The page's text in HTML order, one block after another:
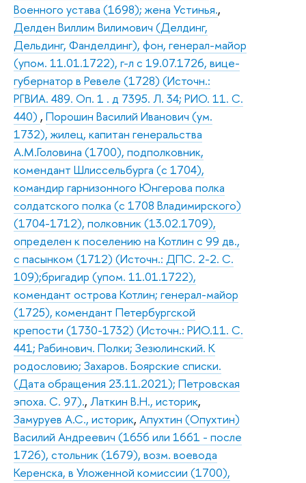
Военного устава (1698); жена Устинья.,
Делден Виллим Вилимович (Делдинг,
Дельдинг, Фанделдинг), фон, генерал-майор
(упом. 11.01.1722), г-л с 19.07.1726, вице-
губернатор в Ревеле (1728) (Источн.:
РГВИА. 489. Оп. 1 . д 7395. Л. 34; РИО. 11. С.
440) , Порошин Василий Иванович (ум.
1732), жилец, капитан генеральства
А.М.Головина (1700), подполковник,
комендант Шлиссельбурга (с 1704),
командир гарнизонного Юнгерова полка
солдатского полка (с 1708 Владимирского)
(1704-1712), полковник (13.02.1709),
определен к поселению на Котлин с 99 дв.,
с пасынком (1712) (Источн.: ДПС. 2-2. С.
109);бригадир (упом. 11.01.1722),
комендант острова Котлин; генерал-майор
(1725), комендант Петербургской
крепости (1730-1732) (Источн.: РИО.11. С.
441; Рабинович. Полки; Зезюлинский. К
родословию; Захаров. Боярские списки.
(Дата обращения 23.11.2021); Петровская
эпоха. С. 97)., Латкин В.Н., историк,
Замуруев А.С., историк, Апухтин (Опухтин)
Василий Андреевич (1656 или 1661 - после
1726), стольник (1679), возм. воевода
Керенска, в Уложенной комиссии (1700),